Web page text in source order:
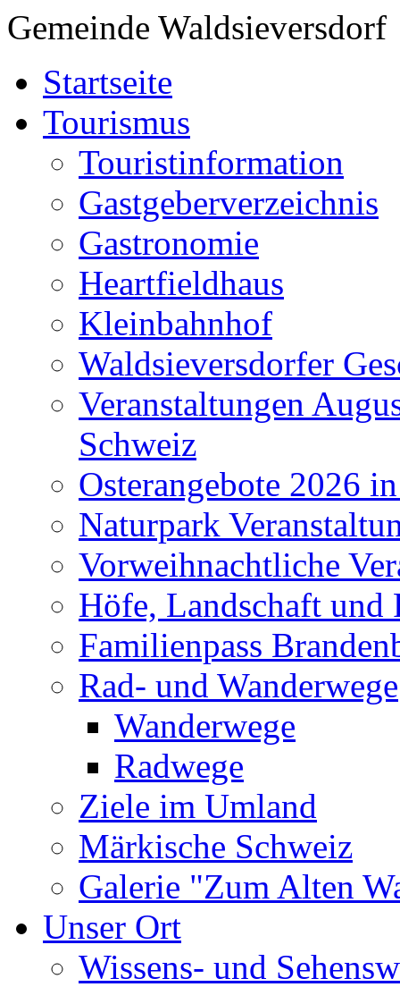
Gemeinde Waldsieversdorf
Startseite
Tourismus
Touristinformation
Gastgeberverzeichnis
Gastronomie
Heartfieldhaus
Kleinbahnhof
Waldsieversdorfer
Veranstaltungen
Schweiz
Osterangebote 2026
Naturpark
Vorweihnachtliche
Höfe, Landschaft und
Familienpass
Rad- und Wanderwege
Wanderwege
Radwege
Ziele im Umland
Märkische Schweiz
Galerie "Zum Alten
Unser Ort
Wissens- und